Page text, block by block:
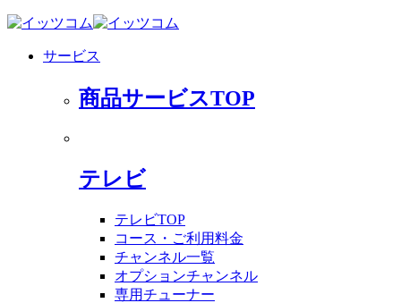
サービス
商品サービスTOP
テレビ
テレビTOP
コース・ご利用料金
チャンネル一覧
オプションチャンネル
専用チューナー